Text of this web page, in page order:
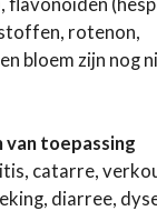
rotenon,
bloem zijn nog
toepassing
catarre,
diarree,